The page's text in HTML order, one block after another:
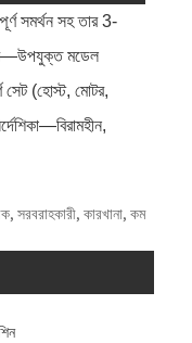
সমর্থন সহ তার 3-
মডেল
সেট (হোস্ট, মোটর,
সরবরাহকারী, কারখানা, কম